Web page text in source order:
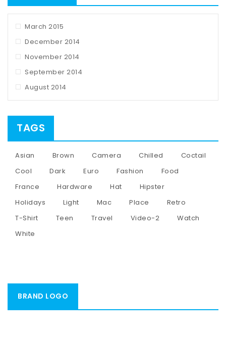
March 2015
December 2014
November 2014
September 2014
August 2014
TAGS
Asian Brown Camera Chilled
Coctail
Cool
Dark Euro Fashion
Food
France
Hardware Hat
Hipster
Holidays
Light Mac Place
Retro
T-Shirt
Teen Travel Video-2
Watch
White
BRAND LOGO